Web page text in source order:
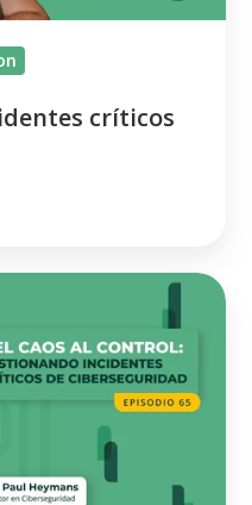
críticos